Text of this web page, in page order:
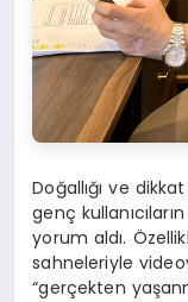
Doğallığı ve
genç
yorum aldı.
sahneleriyle
“gerçekten